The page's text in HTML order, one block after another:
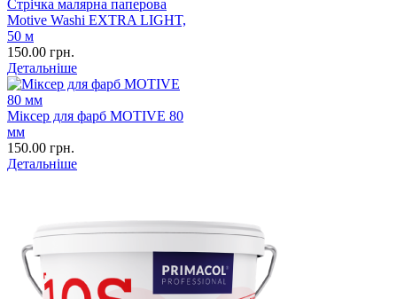
Стрічка малярна паперова
Motive Washi EXTRA LIGHT,
50 м
150.00 грн.
Детальніше
Міксер для фарб MOTIVE 80
мм
150.00 грн.
Детальніше